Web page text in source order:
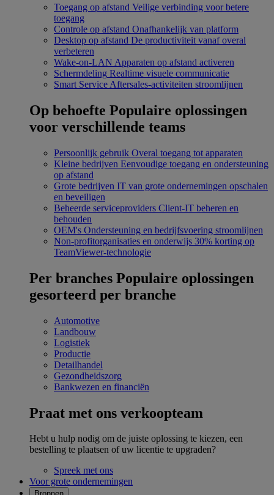
Toegang op afstand Veilige verbinding voor betere
toegang
Controle op afstand Onafhankelijk van platform
Desktop op afstand De productiviteit vanaf overal
verbeteren
Wake-on-LAN Apparaten op afstand activeren
Schermdeling Realtime visuele communicatie
Smart Service Aftersales-activiteiten stroomlijnen
Op behoefte Populaire oplossingen
voor verschillende teams
Persoonlijk gebruik Overal toegang tot apparaten
Kleine bedrijven Eenvoudige toegang en ondersteuning
op afstand
Grote bedrijven IT van grote ondernemingen opschalen
en beveiligen
Beheerde serviceproviders Client-IT beheren en
behouden
OEM's Ondersteuning en bedrijfsvoering stroomlijnen
Non-profitorganisaties en onderwijs 30% korting op
TeamViewer-technologie
Per branches Populaire oplossingen
gesorteerd per branche
Automotive
Landbouw
Logistiek
Productie
Detailhandel
Gezondheidszorg
Bankwezen en financiën
Praat met ons verkoopteam
Hebt u hulp nodig om de juiste oplossing te kiezen, een
bestelling te plaatsen of uw licentie te upgraden?
Spreek met ons
Voor grote ondernemingen